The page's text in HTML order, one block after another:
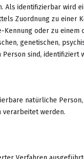
Als identifizierbar wird
Zuordnung zu einer
Kennung oder zu
genetischen,
sind, identifiziert
natürliche
verarbeitet werden.